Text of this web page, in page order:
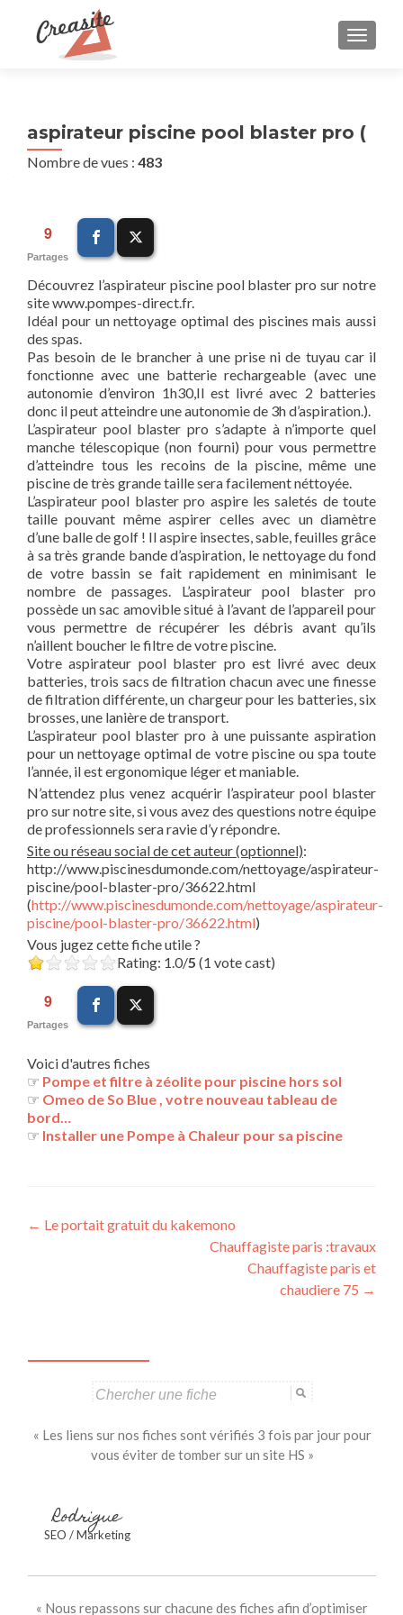
aspirateur piscine pool blaster pro (
Nombre de vues : 483
9
Partages
Découvrez l’aspirateur piscine pool blaster pro sur notre
site www.pompes-direct.fr.
Idéal pour un nettoyage optimal des piscines mais aussi
des spas.
Pas besoin de le brancher à une prise ni de tuyau car il
fonctionne avec une batterie rechargeable (avec une
autonomie d’environ 1h30,Il est livré avec 2 batteries
donc il peut atteindre une autonomie de 3h d’aspiration.).
L’aspirateur pool blaster pro s’adapte à n’importe quel
manche télescopique (non fourni) pour vous permettre
d’atteindre tous les recoins de la piscine, même une
piscine de très grande taille sera facilement néttoyée.
L’aspirateur pool blaster pro aspire les saletés de toute
taille pouvant même aspirer celles avec un diamètre
d’une balle de golf ! Il aspire insectes, sable, feuilles grâce
à sa très grande bande d’aspiration, le nettoyage du fond
de votre bassin se fait rapidement en minimisant le
nombre de passages. L’aspirateur pool blaster pro
possède un sac amovible situé à l’avant de l’appareil pour
vous permettre de récupérer les débris avant qu’ils
n’aillent boucher le filtre de votre piscine.
Votre aspirateur pool blaster pro est livré avec deux
batteries, trois sacs de filtration chacun avec une finesse
de filtration différente, un chargeur pour les batteries, six
brosses, une lanière de transport.
L’aspirateur pool blaster pro à une puissante aspiration
pour un nettoyage optimal de votre piscine ou spa toute
l’année, il est ergonomique léger et maniable.
N’attendez plus venez acquérir l’aspirateur pool blaster
pro sur notre site, si vous avez des questions notre équipe
de professionnels sera ravie d’y répondre.
Site ou réseau social de cet auteur (optionnel):
http://www.piscinesdumonde.com/nettoyage/aspirateur-
piscine/pool-blaster-pro/36622.html
(http://www.piscinesdumonde.com/nettoyage/aspirateur-
piscine/pool-blaster-pro/36622.html)
Vous jugez cette fiche utile ?
Rating: 1.0/5 (1 vote cast)
9
Partages
Voici d'autres fiches
☞ Pompe et filtre à zéolite pour piscine hors sol
☞ Omeo de So Blue , votre nouveau tableau de
bord…
☞ Installer une Pompe à Chaleur pour sa piscine
Navigation
← Le portait gratuit du kakemono
Chauffagiste paris :travaux
Chauffagiste paris et
chaudiere 75 →
« Les liens sur nos fiches sont vérifiés 3 fois par jour pour
vous éviter de tomber sur un site HS »
Rodrigue
SEO / Marketing
« Nous repassons sur chacune des fiches afin d’optimiser